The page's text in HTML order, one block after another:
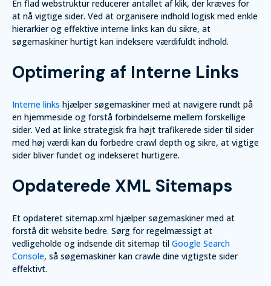
En flad webstruktur reducerer antallet af klik, der kræves for
at nå vigtige sider. Ved at organisere indhold logisk med enkle
hierarkier og effektive interne links kan du sikre, at
søgemaskiner hurtigt kan indeksere værdifuldt indhold.
Optimering af Interne Links
Interne links hjælper søgemaskiner med at navigere rundt på
en hjemmeside og forstå forbindelserne mellem forskellige
sider. Ved at linke strategisk fra højt trafikerede sider til sider
med høj værdi kan du forbedre crawl depth og sikre, at vigtige
sider bliver fundet og indekseret hurtigere.
Opdaterede XML Sitemaps
Et opdateret sitemap.xml hjælper søgemaskiner med at
forstå dit website bedre. Sørg for regelmæssigt at
vedligeholde og indsende dit sitemap til Google Search
Console, så søgemaskiner kan crawle dine vigtigste sider
effektivt.